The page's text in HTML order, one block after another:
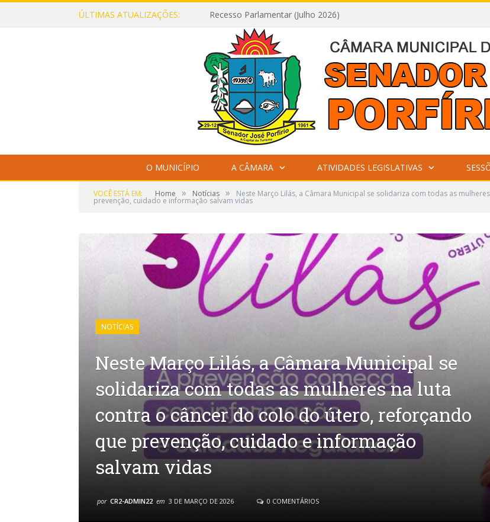
ÚLTIMAS ATUALIZAÇÕES: Recesso Parlamentar (Julho 2026)
O MUNICÍPIO A CÂMARA ATIVIDADES LEGISLATIVAS
VOCÊ ESTÁ EM: Home » Notícias » Neste Março Lilás, a Câmara Municipal se solidariza com todas as
prevenção, cuidado e informação salvam vidas
NOTÍCIAS
Neste Março Lilás, a Câmara Municipal se
solidariza com todas as mulheres na luta
contra o câncer do colo do útero, reforçando
que prevenção, cuidado e informação
salvam vidas
por CR2-ADMIN22 em 3 DE MARÇO DE 2026 0 COMENTÁRIOS